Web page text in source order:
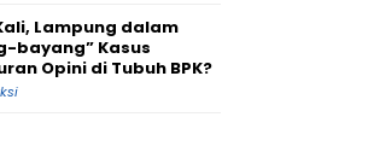
Badut,
Hadirkan
Desa
ke Rumah
Kalirejo Book
Lampung dalam
bayang” Kasus
Opini di Tubuh BPK?